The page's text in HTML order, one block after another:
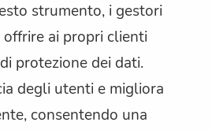
strumento, i gestori
ai propri clienti
protezione dei dati.
degli utenti e migliora
consentendo una